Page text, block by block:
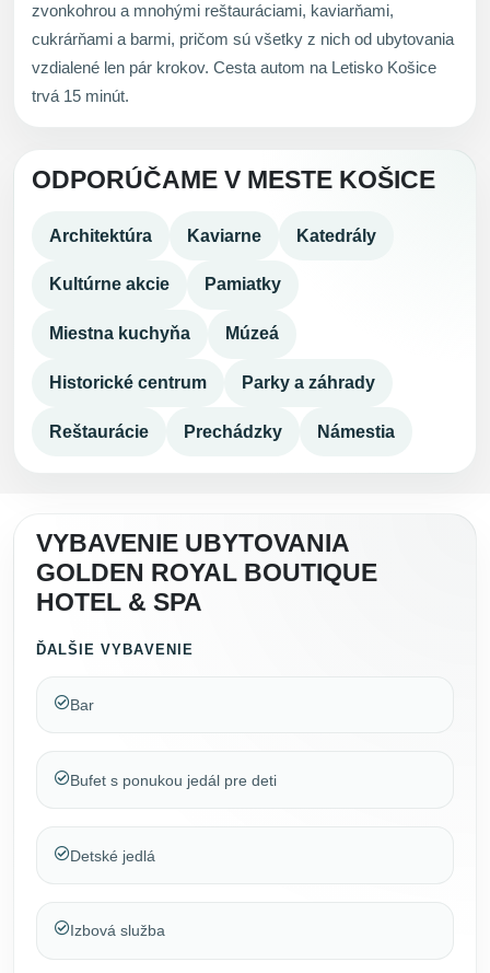
zvonkohrou a mnohými reštauráciami, kaviarňami,
cukrárňami a barmi, pričom sú všetky z nich od ubytovania
vzdialené len pár krokov. Cesta autom na Letisko Košice
trvá 15 minút.
ODPORÚČAME V MESTE KOŠICE
Architektúra Kaviarne Katedrály
Kultúrne akcie Pamiatky
Miestna kuchyňa Múzeá
Historické centrum Parky a záhrady
Reštaurácie Prechádzky Námestia
VYBAVENIE UBYTOVANIA
GOLDEN ROYAL BOUTIQUE
HOTEL & SPA
ĎALŠIE VYBAVENIE
Bar
Bufet s ponukou jedál pre deti
Detské jedlá
Izbová služba